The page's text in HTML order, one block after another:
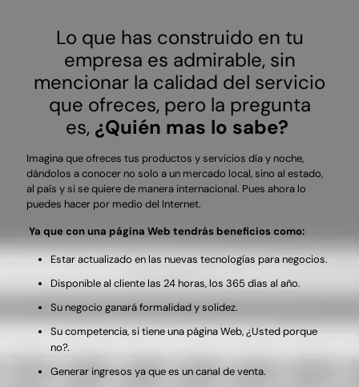
Lo que has construido en tu
empresa es admirable, sin
mencionar la calidad del servicio
que ofreces, pero la pregunta
es, ¿Quién mas lo sabe?
Imagina que ofreces tus productos y servicios día y noche,
dándolos a conocer no solo a un mercado local, sino al estado,
al país y si se quiere de manera internacional. Pues ahora lo
puedes hacer por medio del Internet.
Ya que con una página Web tendrás beneficios como:
Estar actualizado en las nuevas tecnologías para negocios.
Disponible al cliente las 24 horas, los 365 días al año.
Su negocio ganará formalidad y solidez.
Su competencia, si tiene una página Web, ¿Usted porque
no?.
Generar ingresos ya que es un canal de venta.